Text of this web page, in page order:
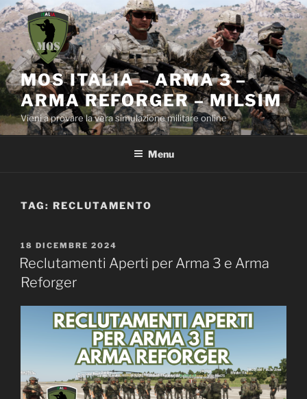
Salta
al
contenuto
MOS ITALIA – ARMA 3 –
ARMA REFORGER – MILSIM
Vieni a provare la vera simulazione militare online
Menu
TAG: RECLUTAMENTO
PUBBLICATO
IL
18 DICEMBRE 2024
Reclutamenti Aperti per Arma 3 e Arma
Reforger